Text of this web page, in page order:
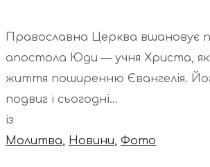
Православна Церква вшановує
апостола Юди — учня Христа,
життя поширенню Євангелія.
подвиг і сьогодні...
із
Молитва, Новини, Фото